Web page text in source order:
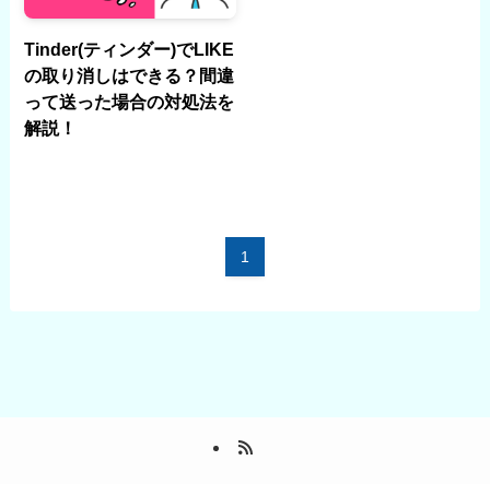
Tinder(ティンダー)でLIKE
の取り消しはできる？間違
って送った場合の対処法を
解説！
1